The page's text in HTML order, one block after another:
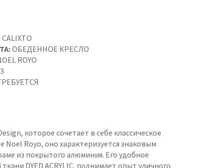
CALIXTO
ОБЕДЕННОЕ КРЕСЛО
ROYO
которое сочетает в себе классическое
Royo, оно характеризуется знаковым
из покрытого алюминия. Его удобное
DYED ACRYLIC, поднимает опыт уличного